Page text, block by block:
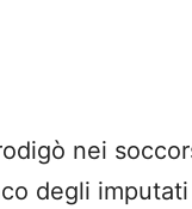
nei
degli